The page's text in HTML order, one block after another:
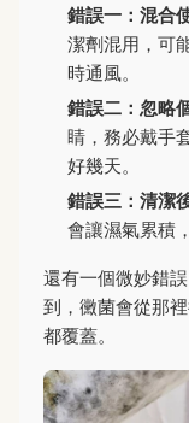
錯誤一：混合
潔劑混用，可
時通風。
錯誤二：忽略
睛，務必戴手
好幾天。
錯誤三：清潔
會讓濕氣累積
還有一個微妙錯
到，黴菌會從那
都覆蓋。